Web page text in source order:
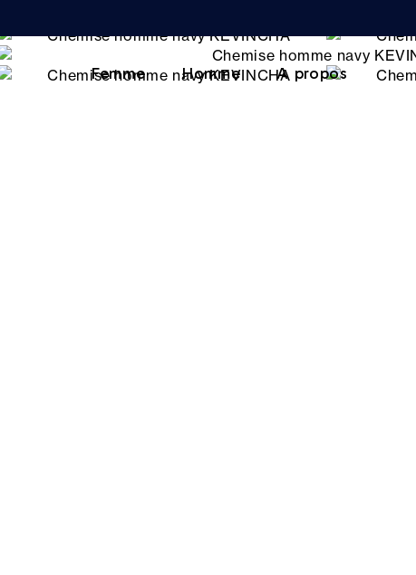
Femme Homme A propos